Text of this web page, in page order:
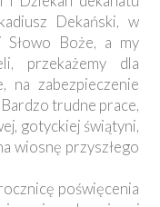
Dekański, w
Słowo Boże, a my
przekażemy dla
na zabezpieczenie
trudne prace,
gotyckiej świątyni,
wiosnę przyszłego
poświęcenia